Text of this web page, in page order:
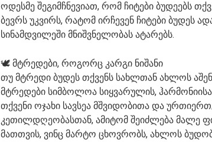
ოდესმე შეგიმჩნევიათ, რომ ჩიტები ბუდეებს
ბევრს უკვირს, რატომ ირჩევენ ჩიტები ბუდეს
სინამდვილეში მნიშვნელობას ატარებს.
🕊️ მტრედები, როგორც კარგი ნიშანი
თუ მტრედი ბუდეს თქვენს სახლთან ახლოს
მტრედები სიმბოლოა სიყვარულის,
თქვენი ოჯახი სავსეა მშვიდობითა და
კეთილდღეობასთან, ამიტომ შეიძლება მალე
მათთვის, ვინც მარტო ცხოვრობს, ახლოს